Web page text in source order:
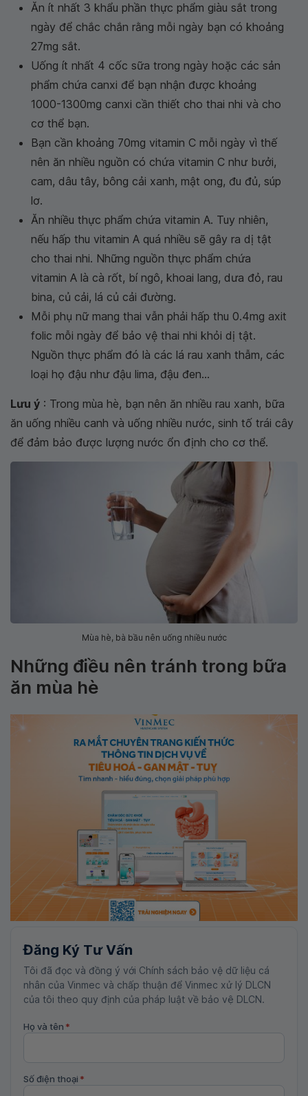
Ăn ít nhất 3 khẩu phần thực phẩm giàu sắt trong
ngày để chắc chắn rằng mỗi ngày bạn có khoảng
27mg sắt.
Uống ít nhất 4 cốc sữa trong ngày hoặc các sản
phẩm chứa canxi để bạn nhận được khoảng
1000-1300mg canxi cần thiết cho thai nhi và cho
cơ thể bạn.
Bạn cần khoảng 70mg vitamin C mỗi ngày vì thế
nên ăn nhiều nguồn có chứa vitamin C như bưởi,
cam, dâu tây, bông cải xanh, mật ong, đu đủ, súp
lơ.
Ăn nhiều thực phẩm chứa vitamin A. Tuy nhiên,
nếu hấp thu vitamin A quá nhiều sẽ gây ra dị tật
cho thai nhi. Những nguồn thực phẩm chứa
vitamin A là cà rốt, bí ngô, khoai lang, dưa đỏ, rau
bina, củ cải, lá củ cải đường.
Mỗi phụ nữ mang thai vẫn phải hấp thu 0.4mg axit
folic mỗi ngày để bảo vệ thai nhi khỏi dị tật.
Nguồn thực phẩm đó là các lá rau xanh thẫm, các
loại họ đậu như đậu lima, đậu đen...
Lưu ý : Trong mùa hè, bạn nên ăn nhiều rau xanh, bữa
ăn uống nhiều canh và uống nhiều nước, sinh tố trái cây
để đảm bảo được lượng nước ổn định cho cơ thể.
Mùa hè, bà bầu nên uống nhiều nước
Những điều nên tránh trong bữa
ăn mùa hè
Đăng Ký Tư Vấn
Tôi đã đọc và đồng ý với Chính sách bảo vệ dữ liệu cá
nhân của Vinmec và chấp thuận để Vinmec xử lý DLCN
của tôi theo quy định của pháp luật về bảo vệ DLCN.
Họ và tên *
Số điện thoại *